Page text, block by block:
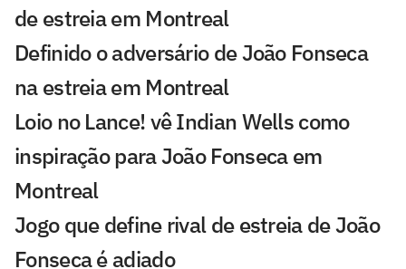
de estreia em Montreal
Definido o adversário de João Fonseca
na estreia em Montreal
Loio no Lance! vê Indian Wells como
inspiração para João Fonseca em
Montreal
Jogo que define rival de estreia de João
Fonseca é adiado